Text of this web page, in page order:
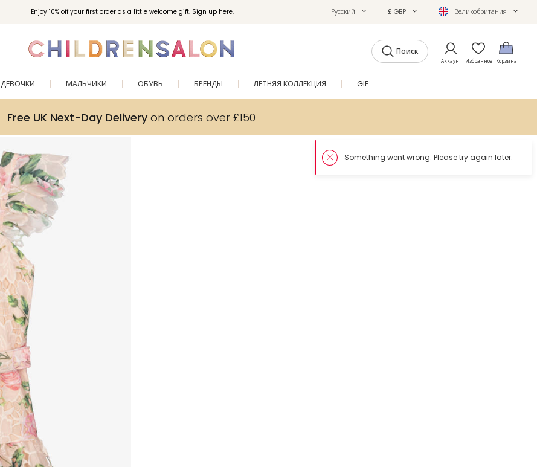
Enjoy 10% off your first order as a little welcome gift. Sign up here. Русский £ GBP Великобритания
Поиск
Аккаунт Избранное Корзина
ДЕВОЧКИ МАЛЬЧИКИ ОБУВЬ БРЕНДЫ ЛЕТНЯЯ КОЛЛЕКЦИЯ GIFTS
Free UK Next-Day Deliveryon orders over £150